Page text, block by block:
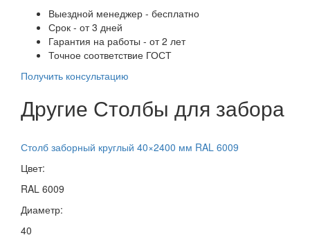
Выездной менеджер - бесплатно
Срок - от 3 дней
Гарантия на работы - от 2 лет
Точное соответствие ГОСТ
Получить консультацию
Другие Столбы для забора
Столб заборный круглый 40×2400 мм RAL 6009
Цвет:
RAL 6009
Диаметр:
40